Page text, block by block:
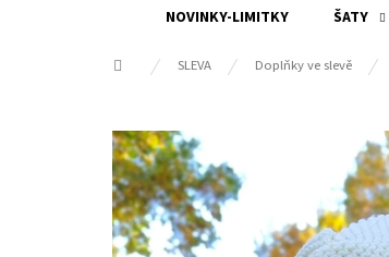
NOVINKY-LIMITKY ŠATY
Domů SLEVA Doplňky ve slevě